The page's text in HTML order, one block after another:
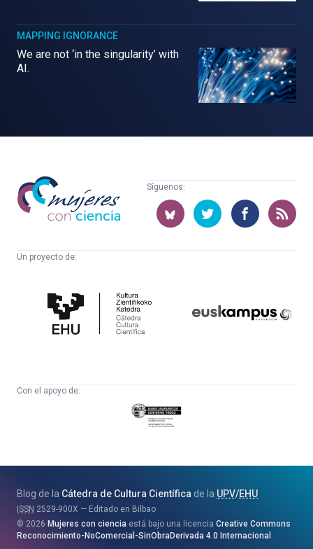
MAPPING IGNORANCE
We are not ‘in the singularity’ with
AI.
Mujeres
con
ciencia
Síguenos:
Un proyecto de:
Cultura
Científica
Con el apoyo de:
Eusko
Jaurlaritza
eta
Berrikuntza
Saila
Blog de la Cátedra de Cultura Científica de la UPV/EHU
ISSN 2529-900X
Editado en Bilbao
2026 Mujeres con ciencia está bajo una licencia Creative Commons
Reconocimiento-NoComercial-SinObraDerivada 4.0 Internacional